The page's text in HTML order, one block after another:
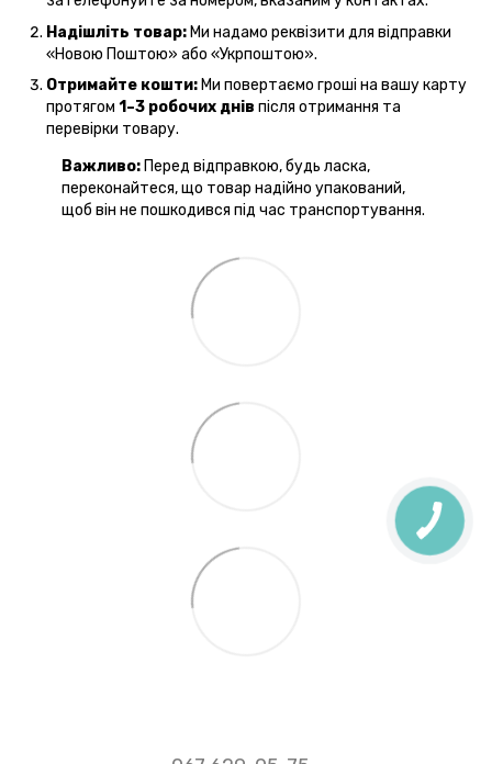
Надішліть товар: Ми надамо реквізити для відправки
«Новою Поштою» або «Укрпоштою».
Отримайте кошти: Ми повертаємо гроші на вашу карту
протягом 1–3 робочих днів після отримання та
перевірки товару.
Важливо: Перед відправкою, будь ласка,
переконайтеся, що товар надійно упакований,
щоб він не пошкодився під час транспортування.